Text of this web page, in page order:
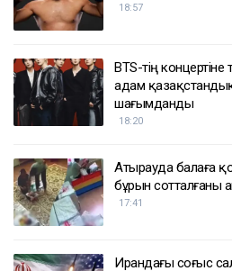
18:57
BTS-тің
адам
шағымданды
18:20
Атырауда балаға
бұрын сотталғаны
17:41
Ирандағы соғыс